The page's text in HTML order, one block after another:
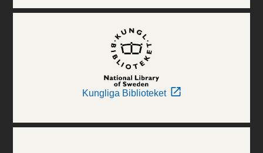
Kungliga Biblioteket